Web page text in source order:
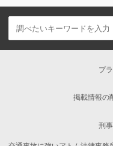
プ
掲載情報の
刑